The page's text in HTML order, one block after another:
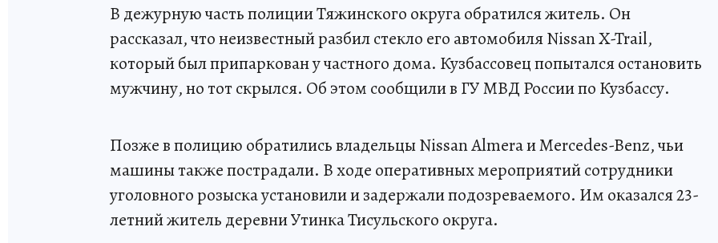
В дежурную часть полиции Тяжинского округа обратился житель. Он
рассказал, что неизвестный разбил стекло его автомобиля Nissan X-Trail,
который был припаркован у частного дома. Кузбассовец попытался остановить
мужчину, но тот скрылся. Об этом сообщили в ГУ МВД России по Кузбассу.
Позже в полицию обратились владельцы Nissan Almera и Mercedes-Benz, чьи
машины также пострадали. В ходе оперативных мероприятий сотрудники
уголовного розыска установили и задержали подозреваемого. Им оказался 23-
летний житель деревни Утинка Тисульского округа.